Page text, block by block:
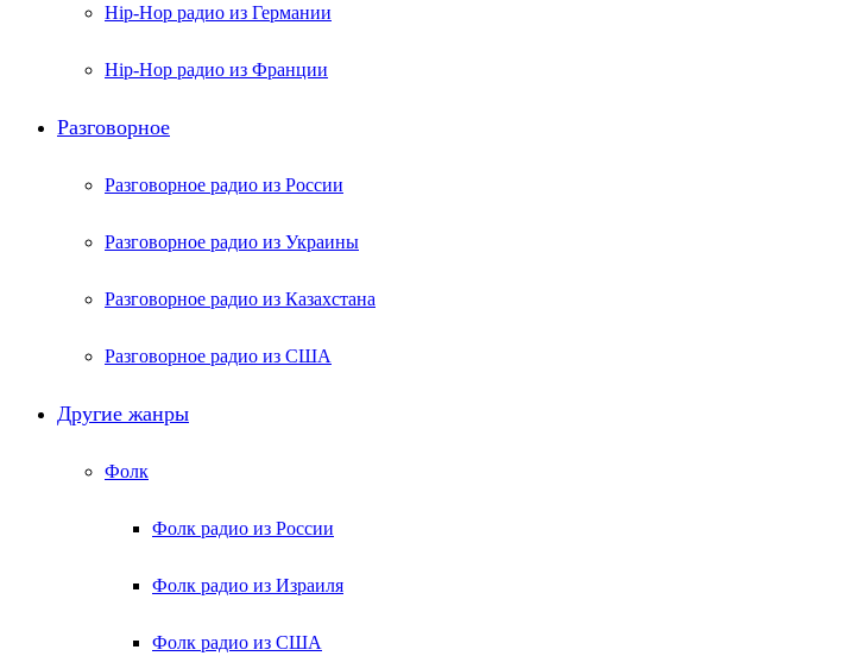
Hip-Hop радио из Германии
Hip-Hop радио из Франции
Разговорное
Разговорное радио из России
Разговорное радио из Украины
Разговорное радио из Казахстана
Разговорное радио из США
Другие жанры
Фолк
Фолк радио из России
Фолк радио из Израиля
Фолк радио из США